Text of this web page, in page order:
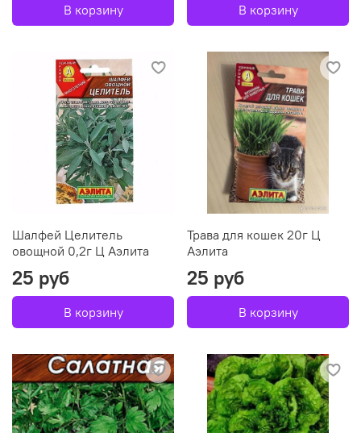
В корзину В корзину
Шалфей Целитель
овощной 0,2г Ц Аэлита
25 руб
В корзину
Трава для кошек 20г Ц
Аэлита
25 руб
В корзину